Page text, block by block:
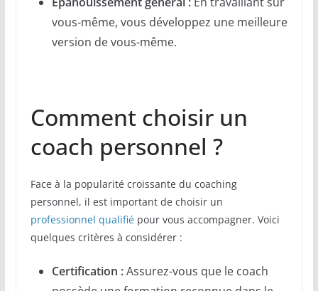
vous-même, vous développez une meilleure
version de vous-même.
Comment choisir un
coach personnel ?
Face à la popularité croissante du coaching
personnel, il est important de choisir un
professionnel qualifiépour vous accompagner. Voici
quelques critères à considérer :
Certification :Assurez-vous que le coach